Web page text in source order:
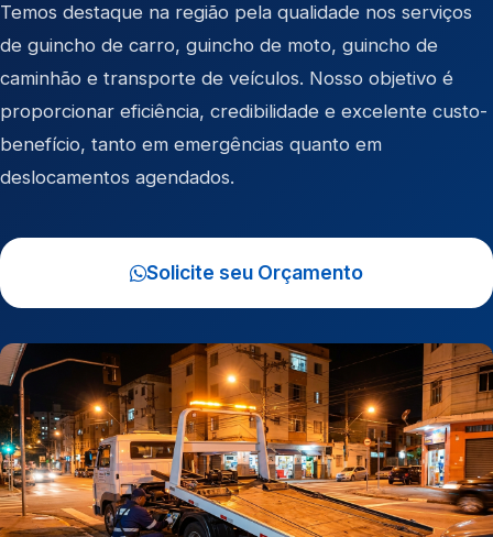
Temos destaque na região pela qualidade nos serviços
de guincho de carro, guincho de moto, guincho de
caminhão e transporte de veículos. Nosso objetivo é
proporcionar eficiência, credibilidade e excelente custo-
benefício, tanto em emergências quanto em
deslocamentos agendados.
Solicite seu Orçamento